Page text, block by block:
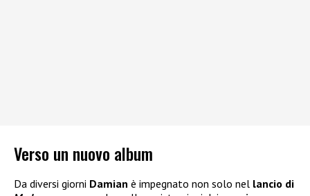
Verso un nuovo album
Da diversi giorni Damian è impegnato non solo nel lancio di